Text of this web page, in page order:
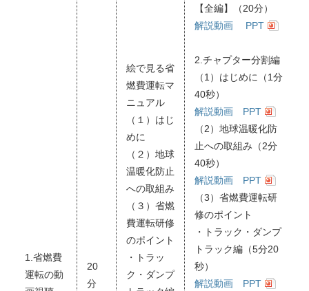
1.省燃費
運転の動
20
分
絵で見る省
燃費運転マ
ニュアル
（１）はじ
めに
（２）地球
温暖化防止
への取組み
（３）省燃
費運転研修
のポイント
・トラッ
ク・ダンプ
【全編】（20分）
解説動画
PPT
2.チャプター分割編
（1）はじめに（1分
40秒）
解説動画
PPT
（2）地球温暖化防
止への取組み（2分
40秒）
解説動画
PPT
（3）省燃費運転研
修のポイント
・トラック・ダンプ
トラック編（5分20
秒）
解説動画
PPT